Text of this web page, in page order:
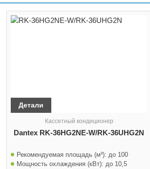
Детали
Кассетный кондиционер
Dantex RK-36HG2NE-W/RK-36UHG2N
Рекомендуемая площадь (м²): до 100
Мощность охлаждения (кВт): до 10,5